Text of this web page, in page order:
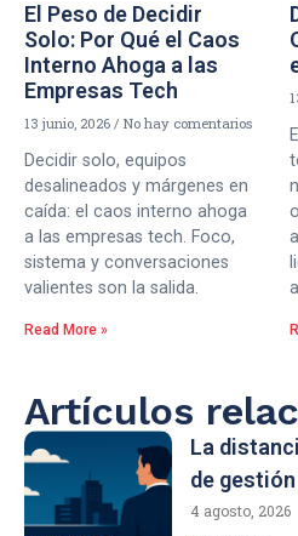
El Peso de Decidir
Solo: Por Qué el Caos
Interno Ahoga a las
Empresas Tech
13 junio, 2026 No hay comentarios
Decidir solo, equipos
desalineados y márgenes en
caída: el caos interno ahoga
a las empresas tech. Foco,
sistema y conversaciones
valientes son la salida.
Read More »
Artículos
La
de gestión
4 agosto, 2026